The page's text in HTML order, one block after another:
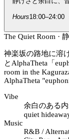
Hours18:00–24:00
The Quiet Room ·
神楽坂の路地に溶
とAlphaTheta「
room in the
AlphaTheta
Vibe
余白のある
quiet
Music
R&B /